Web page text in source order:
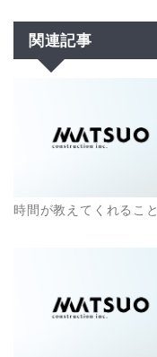
関連記事
時間が教えてくれること